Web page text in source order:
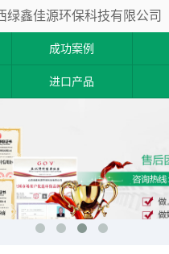
绿鑫佳源环保科技有限公司
成功案例
进口产品